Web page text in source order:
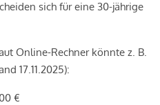
sich für eine 30-jährige
Online-Rechner könnte z. B.
17.11.2025):
€